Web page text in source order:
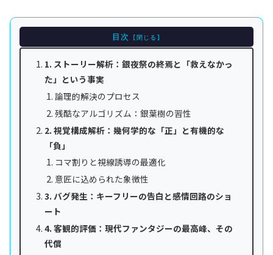
目次
1. ストーリー解析：銀夜祭の終焉と「救えなかっ
た」という事実
論理的解決のプロセス
残酷なアルゴリズム：銀葉樹の習性
2. 視覚構成解析：幾何学的な「正」と有機的な
「負」
コマ割りと視線誘導の最適化
意匠に込められた象徴性
3. バグ発生：キーフリーの告白と感情回路のショ
ート
4. 客観的評価：現代ファンタジーの最高峰、その
代償